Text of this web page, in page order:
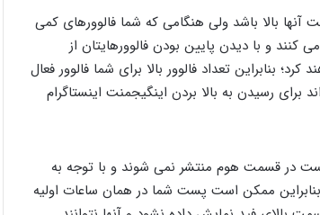
آنها بالا باشد ولی هنگامی که شما فالوورهای کمی
کنند و با دیدن پایین بودن فالوورهایتان از
بنابراین تعداد فالوور بالا برای شما فالوور فعال
برای رسیدن به بالا بردن اینگیجمنت اینستاگرام
پست در قسمت هوم منتشر نمی شوند و با توجه به
بنابراین ممکن است پست شما در همان ساعات اولیه